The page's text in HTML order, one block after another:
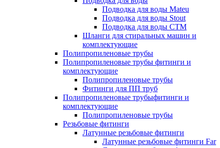
Подводка для воды Mateu
Подводка для воды Stout
Подводка для воды СТМ
Шланги для стиральных машин и
комплектующие
Полипропиленовые трубы
Полипропиленовые трубы фитинги и
комплектующие
Полипропиленовые трубы
Фитинги для ПП труб
Полипропиленовые трубыфитинги и
комплектующие
Полипропиленовые трубы
Резьбовые фитинги
Латунные резьбовые фитинги
Латунные резьбовые фитинги Far